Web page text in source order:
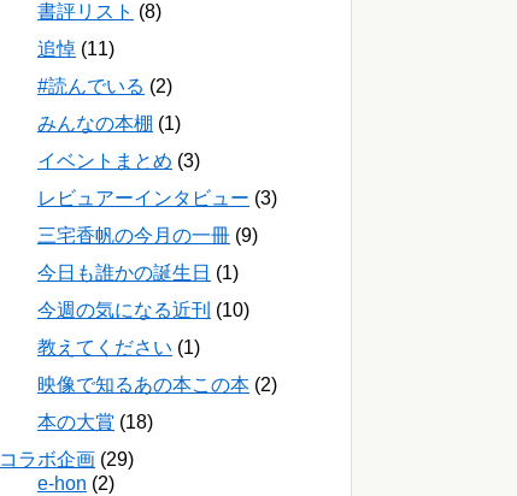
書評リスト (8)
追悼 (11)
#読んでいる (2)
みんなの本棚 (1)
イベントまとめ (3)
レビュアーインタビュー (3)
三宅香帆の今月の一冊 (9)
今日も誰かの誕生日 (1)
今週の気になる近刊 (10)
教えてください (1)
映像で知るあの本この本 (2)
本の大賞 (18)
コラボ企画 (29)
e-hon (2)